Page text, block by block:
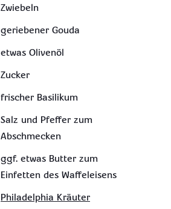
Zwiebeln
geriebener Gouda
etwas Olivenöl
Zucker
frischer Basilikum
Salz und Pfeffer zum
Abschmecken
ggf. etwas Butter zum
Einfetten des Waffeleisens
Philadelphia Kräuter